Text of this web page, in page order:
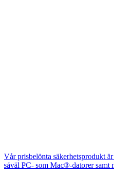
Vår prisbelönta säkerhetsprodukt
såväl PC- som Mac®-datorer samt